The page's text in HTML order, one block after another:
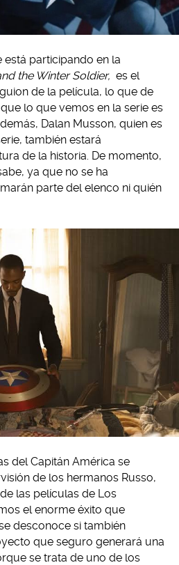
participando en la
the Winter Soldier, es el
de la película, lo que de
lo que vemos en la serie es
Dalan Musson, quien es
también estará
de la historia. De momento,
ya que no se ha
parte del elenco ni quién
del Capitán América se
de los hermanos Russo,
las películas de Los
el enorme éxito que
desconoce si también
que seguro generará una
se trata de uno de los